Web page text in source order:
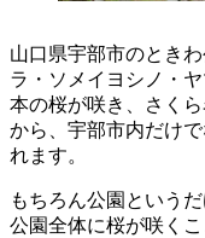
山口県宇部市のとき
ラ・ソメイヨシノ・
本の桜が咲き、さく
から、宇部市内だけ
れます。
もちろん公園という
公園全体に桜が咲く